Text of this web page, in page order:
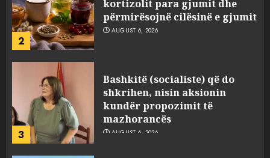
2
AUGUST 6, 2026
3
shkrihen, nisin aksionin
kundër propozimit të
mazhorancës
AUGUST 6, 2026